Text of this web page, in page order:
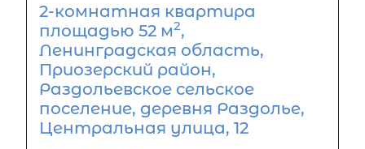
2-комнатная квартира
площадью 52 м2,
Ленинградская область,
Приозерский район,
Раздольевское сельское
поселение, деревня Раздолье,
Центральная улица, 12